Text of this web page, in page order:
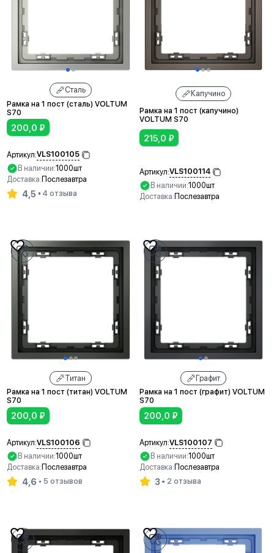
Сталь
Рамка на 1 пост (сталь) VOLTUM
S70
200,0 ₽
Артикул:VLS100105
В наличии:1000шт
Доставка: Послезавтра
4,5 4 отзыва
Капучино
Рамка на 1 пост (капучино)
VOLTUM S70
215,0 ₽
Артикул:VLS100114
В наличии:1000шт
Доставка: Послезавтра
Титан
Рамка на 1 пост (титан) VOLTUM
S70
200,0 ₽
Артикул:VLS100106
В наличии:1000шт
Доставка: Послезавтра
4,6 5 отзывов
Графит
Рамка на 1 пост (графит) VOLTUM
S70
200,0 ₽
Артикул:VLS100107
В наличии:1000шт
Доставка: Послезавтра
3 2 отзыва